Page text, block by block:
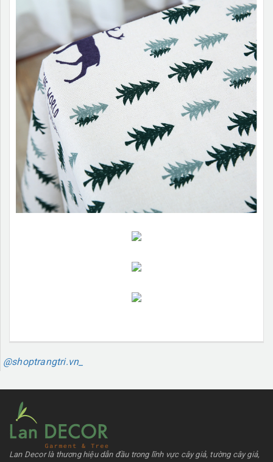
@shoptrangtri.vn_
Lan Decor là thương hiệu dẫn đầu trong lĩnh vực cây giả, tường cây giả,